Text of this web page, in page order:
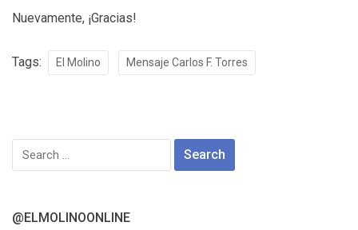
Nuevamente, ¡Gracias!
Tags: El Molino Mensaje Carlos F. Torres
Search
for:
@ELMOLINOONLINE